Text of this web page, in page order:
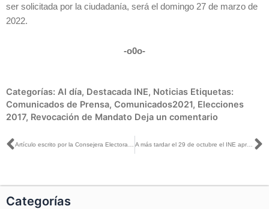
ser solicitada por la ciudadanía, será el domingo 27 de marzo de
2022.
-o0o-
Categorías: Al día, Destacada INE, Noticias Etiquetas:
Comunicados de Prensa, Comunicados2021, Elecciones
2017, Revocación de Mandato Deja un comentario
Ant A más tardar el 29 de octubre el INE aprobará la designación de 52 consejeras y consejeros electorales
Categorías